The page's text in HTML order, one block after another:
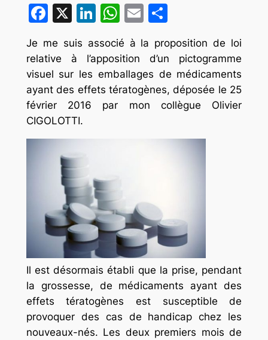
Facebook
X LinkedIn
WhatsApp
EmailPartager
Je me suis associé à la proposition de loi
relative à l’apposition d’un pictogramme
visuel sur les emballages de médicaments
ayant des effets tératogènes, déposée le 25
février 2016 par mon collègue Olivier
CIGOLOTTI.
Il est désormais établi que la prise, pendant
la grossesse, de médicaments ayant des
effets tératogènes est susceptible de
provoquer des cas de handicap chez les
nouveaux-nés. Les deux premiers mois de